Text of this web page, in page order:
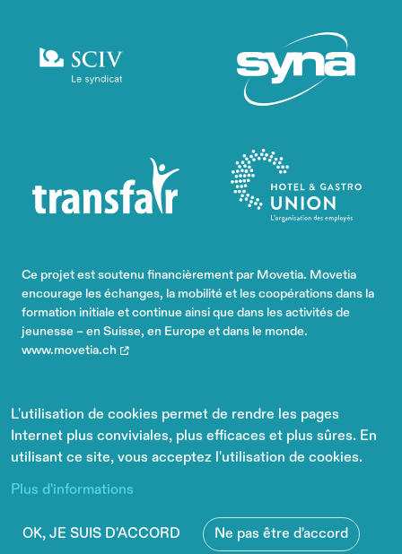
Ce projet est soutenu financièrement par Movetia. Movetia
encourage les échanges, la mobilité et les coopérations dans la
formation initiale et continue ainsi que dans les activités de
jeunesse – en Suisse, en Europe et dans le monde.
www.movetia.ch
© CopyrightTravail.Suisse
Protection desdonnées
L'utilisation de cookies permet de rendre les pages
Internet plus conviviales, plus efficaces et plus sûres. En
utilisant ce site, vous acceptez l'utilisation de cookies.
Plus d'informations
OK, JE SUIS D'ACCORD Ne pas être d'accord